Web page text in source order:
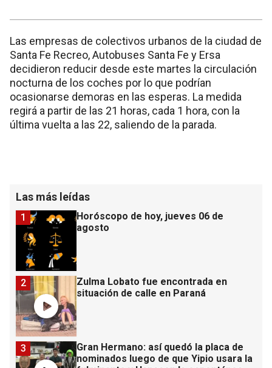
Las empresas de colectivos urbanos de la ciudad de
Santa Fe Recreo, Autobuses Santa Fe y Ersa
decidieron reducir desde este martes la circulación
nocturna de los coches por lo que podrían
ocasionarse demoras en las esperas. La medida
regirá a partir de las 21 horas, cada 1 hora, con la
última vuelta a las 22, saliendo de la parada.
Las más leídas
Horóscopo de hoy, jueves 06 de
agosto
1
Zulma Lobato fue encontrada en
situación de calle en Paraná
2
Gran Hermano: así quedó la placa de
nominados luego de que Yipio usara la
3